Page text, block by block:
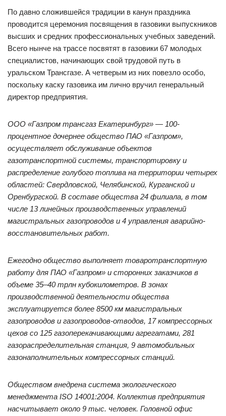
По давно сложившейся традиции в канун праздника
проводится церемония посвящения в газовики выпускников
высших и средних профессиональных учебных заведений.
Всего нынче на трассе посвятят в газовики 67 молодых
специалистов, начинающих свой трудовой путь в
уральском Трансгазе. А четверым из них повезло особо,
поскольку каску газовика им лично вручил генеральный
директор предприятия.
ООО «Газпром трансгаз Екатеринбург» — 100-
процентное дочернее общество ПАО «Газпром»,
осуществляет обслуживание объектов
газотранспортной системы, транспортировку и
распределение голубого топлива на территории четырех
областей: Свердловской, Челябинской, Курганской и
Оренбургской. В составе общества 24 филиала, в том
числе 13 линейных производственных управлений
магистральных газопроводов и 4 управления аварийно-
восстановительных работ.
Ежегодно общество выполняет товаротранспортную
работу для ПАО «Газпром» и сторонних заказчиков в
объеме 35–40 трлн кубокилометров. В зонах
производственной деятельности общества
эксплуатируется более 8500 км магистральных
газопроводов и газопроводов-отводов, 17 компрессорных
цехов со 125 газоперекачивающими агрегатами, 281
газораспределительная станция, 9 автомобильных
газонаполнительных компрессорных станций.
Обществом внедрена система экологического
менеджмента ISO 14001:2004. Коллектив предприятия
насчитывает около 9 тыс. человек. Головной офис